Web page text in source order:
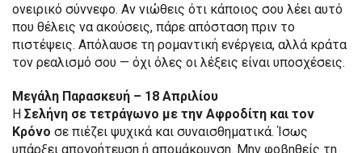
ονειρικό σύννεφο. Αν νιώθεις ότι κάποιος σου λέει αυτό
που θέλεις να ακούσεις, πάρε απόσταση πριν το
πιστέψεις. Απόλαυσε τη ρομαντική ενέργεια, αλλά κράτα
τον ρεαλισμό σου — όχι όλες οι λέξεις είναι υποσχέσεις.
Μεγάλη Παρασκευή – 18 Απριλίου
Η Σελήνη σε τετράγωνο με την Αφροδίτη και τον
Κρόνο σε πιέζει ψυχικά και συναισθηματικά. Ίσως
υπάρξει απογοήτευση ή απομάκρυνση. Μην φοβηθείς τη